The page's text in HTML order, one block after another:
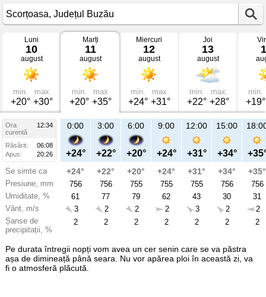
Vremea
Scorțoasa
mâine
Județul
Buzău
Luni
10
august
min.
+20°
max.
+30°
Marți
11
august
min.
+20°
max.
+35°
Miercuri
12
august
min.
+24°
max.
+31°
Joi
13
august
min.
+22°
max.
+28°
min.
+19°
Ora
12:34
curentă
Răsărit:
06:08
Apus:
20:26
Se simte ca
Presiune, mm
Umiditate, %
Vânt, m/s
Șanse de
precipitații, %
21:00
+27°
+27°
756
49
2
2
Ma
aug
0:00
+24°
+24°
756
61
3
2
3:00
+22°
+22°
756
77
2
2
6:00
+20°
+20°
755
79
2
2
9:00
+24°
+24°
755
62
2
2
12:00
+31°
+31°
755
43
3
2
15:00
+34°
+34°
756
30
2
2
+35°
756
31
2
2
Pe durata întregii nopți vom avea un cer senin care se va păstra
așa de dimineață până seara. Nu vor apărea ploi în această zi, va
fi o atmosferă plăcută.